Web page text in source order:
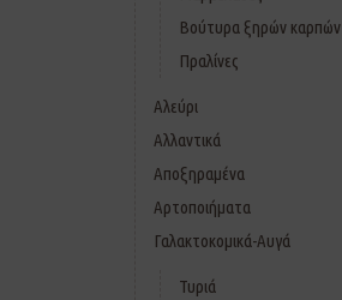
Βούτυρα ξηρών καρπών
Πραλίνες
Αλεύρι
Αλλαντικά
Αποξηραμένα
Αρτοποιήματα
Γαλακτοκομικά-Αυγά
Τυριά